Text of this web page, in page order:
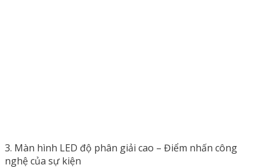
3. Màn hình LED độ phân giải cao – Điểm nhấn công
nghệ của sự kiện